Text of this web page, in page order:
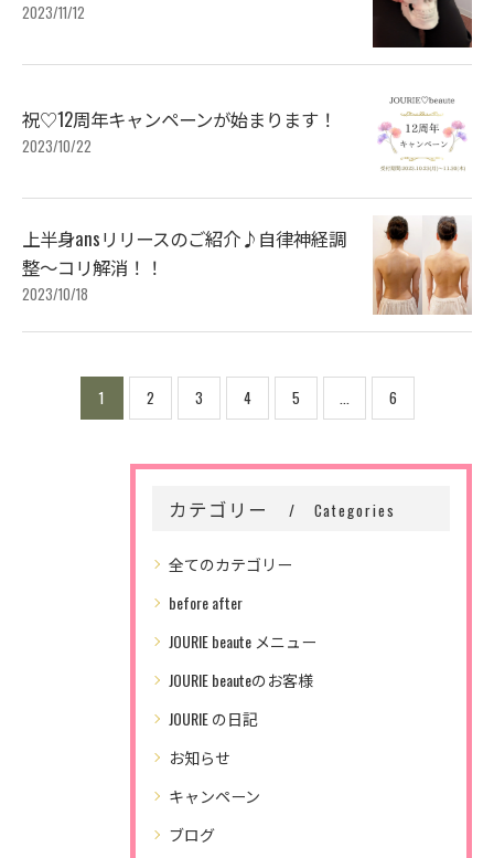
2023/11/12
祝♡12周年キャンペーンが始まります！
2023/10/22
上半身ansリリースのご紹介♪自律神経調
整～コリ解消！！
2023/10/18
1 2 3 4 5 ... 6
カテゴリー Categories
全てのカテゴリー
before after
JOURIE beaute メニュー
JOURIE beauteのお客様
JOURIE の日記
お知らせ
キャンペーン
ブログ